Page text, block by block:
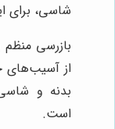
شاسی، برای
بازرسی
از آسیب‌های
بدنه و
است.